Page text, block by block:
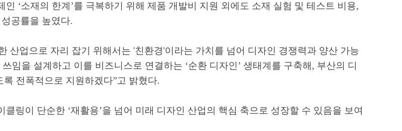
인 ‘소재의 한계 ’를 극복하기 위해 제품 개발비 지원 외에도 소재 실험 및 테스트 비용,
공률을 높였다.
산업으로 자리 잡기 위해서는 '친환경'이라는 가치를 넘어 디자인 경쟁력과 양산 가능
임을 설계하고 이를 비즈니스로 연결하는 ‘순환 디자인’ 생태계를 구축해 , 부산의 디
전폭적으로 지원하겠다”고 밝혔다.
클링이 단순한 ‘재활용’을 넘어 미래 디자인 산업의 핵심 축으로 성장할 수 있음을 보여